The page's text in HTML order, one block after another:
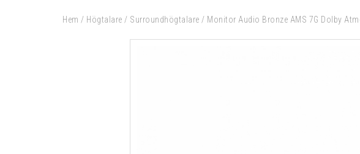
Hem / Högtalare / Surroundhögtalare / Monitor Audio Bronze AMS 7G Dolby